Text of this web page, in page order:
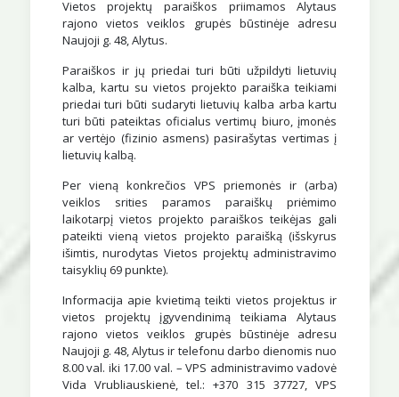
Vietos projektų paraiškos priimamos Alytaus
rajono vietos veiklos grupės būstinėje adresu
Naujoji g. 48, Alytus.
Paraiškos ir jų priedai turi būti užpildyti lietuvių
kalba, kartu su vietos projekto paraiška teikiami
priedai turi būti sudaryti lietuvių kalba arba kartu
turi būti pateiktas oficialus vertimų biuro, įmonės
ar vertėjo (fizinio asmens) pasirašytas vertimas į
lietuvių kalbą.
Per vieną konkrečios VPS priemonės ir (arba)
veiklos srities paramos paraiškų priėmimo
laikotarpį vietos projekto paraiškos teikėjas gali
pateikti vieną vietos projekto paraišką (išskyrus
išimtis, nurodytas Vietos projektų administravimo
taisyklių 69 punkte).
Informacija apie kvietimą teikti vietos projektus ir
vietos projektų įgyvendinimą teikiama Alytaus
rajono vietos veiklos grupės būstinėje adresu
Naujoji g. 48, Alytus ir telefonu darbo dienomis nuo
8.00 val. iki 17.00 val. – VPS administravimo vadovė
Vida Vrubliauskienė, tel.: +370 315 37727, VPS